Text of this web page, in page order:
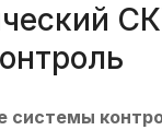
системы